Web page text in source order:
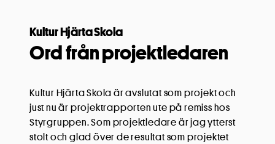
Kultur Hjärta Skola
Ord från projektledaren
Kultur Hjärta Skola är avslutat som projekt och
just nu är projektrapporten ute på remiss hos
Styrgruppen. Som projektledare är jag ytterst
stolt och glad över de resultat som projektet